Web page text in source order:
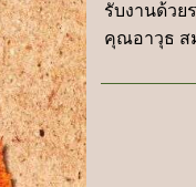
รับงานด้ว
คุณอาวุธ ส